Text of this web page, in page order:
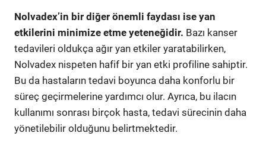
Nolvadex’in bir diğer önemli faydası ise yan
etkilerini minimize etme yeteneğidir. Bazı kanser
tedavileri oldukça ağır yan etkiler yaratabilirken,
Nolvadex nispeten hafif bir yan etki profiline sahiptir.
Bu da hastaların tedavi boyunca daha konforlu bir
süreç geçirmelerine yardımcı olur. Ayrıca, bu ilacın
kullanımı sonrası birçok hasta, tedavi sürecinin daha
yönetilebilir olduğunu belirtmektedir.